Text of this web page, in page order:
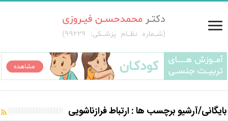
بایگانی/آرشیو برچسب ها :ارتباط فرازناشویی